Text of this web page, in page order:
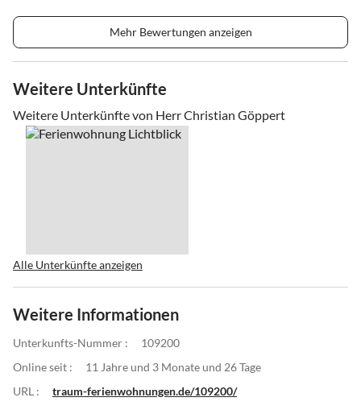
Mehr Bewertungen anzeigen
Weitere Unterkünfte
Weitere Unterkünfte von Herr Christian Göppert
Alle Unterkünfte anzeigen
Weitere Informationen
Unterkunfts-Nummer :
109200
Online seit :
11 Jahre und 3 Monate und 26 Tage
URL :
traum-ferienwohnungen.de/109200/